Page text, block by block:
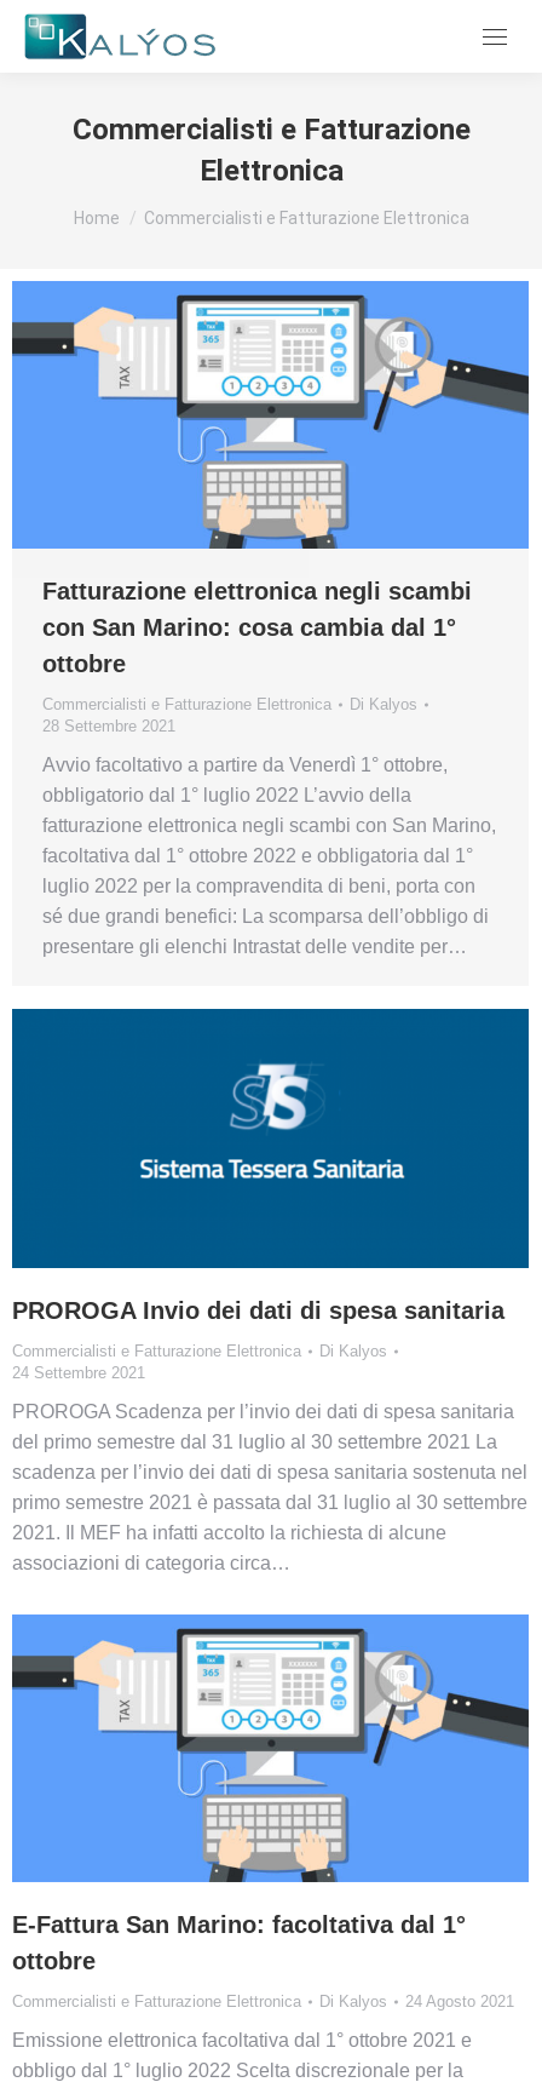
Commercialisti e Fatturazione
Elettronica
Tu sei qui:
Home Commercialisti e Fatturazione Elettronica
Fatturazione elettronica negli scambi
con San Marino: cosa cambia dal 1°
ottobre
Commercialisti e Fatturazione Elettronica Di Kalyos
28 Settembre 2021
Avvio facoltativo a partire da Venerdì 1° ottobre,
obbligatorio dal 1° luglio 2022 L’avvio della
fatturazione elettronica negli scambi con San Marino,
facoltativa dal 1° ottobre 2022 e obbligatoria dal 1°
luglio 2022 per la compravendita di beni, porta con
sé due grandi benefici: La scomparsa dell’obbligo di
presentare gli elenchi Intrastat delle vendite per…
PROROGA Invio dei dati di spesa sanitaria
Commercialisti e Fatturazione Elettronica Di Kalyos
24 Settembre 2021
PROROGA Scadenza per l’invio dei dati di spesa sanitaria
del primo semestre dal 31 luglio al 30 settembre 2021 La
scadenza per l’invio dei dati di spesa sanitaria sostenuta nel
primo semestre 2021 è passata dal 31 luglio al 30 settembre
2021. Il MEF ha infatti accolto la richiesta di alcune
associazioni di categoria circa…
E-Fattura San Marino: facoltativa dal 1°
ottobre
Commercialisti e Fatturazione Elettronica Di Kalyos 24 Agosto 2021
Emissione elettronica facoltativa dal 1° ottobre 2021 e
obbligo dal 1° luglio 2022 Scelta discrezionale per la